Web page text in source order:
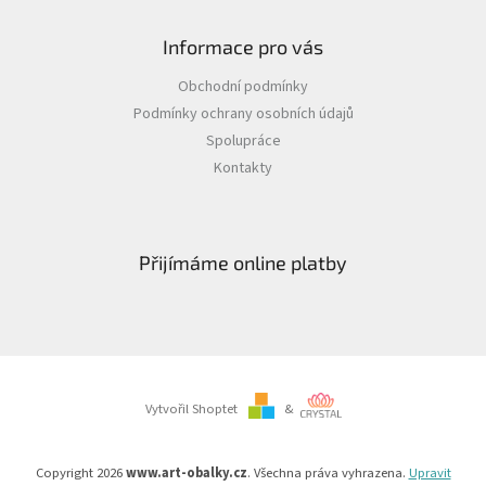
Informace pro vás
Obchodní podmínky
Podmínky ochrany osobních údajů
Spolupráce
Kontakty
Přijímáme online platby
Vytvořil Shoptet &
Copyright 2026www.art-obalky.cz. Všechna práva vyhrazena. Upravit